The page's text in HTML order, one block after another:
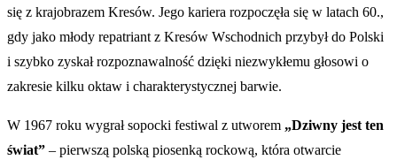
się z krajobrazem Kresów. Jego kariera rozpoczęła się w latach 60.,
gdy jako młody repatriant z Kresów Wschodnich przybył do Polski
i szybko zyskał rozpoznawalność dzięki niezwykłemu głosowi o
zakresie kilku oktaw i charakterystycznej barwie.
W 1967 roku wygrał sopocki festiwal z utworem „Dziwny jest ten
świat” – pierwszą polską piosenką rockową, która otwarcie